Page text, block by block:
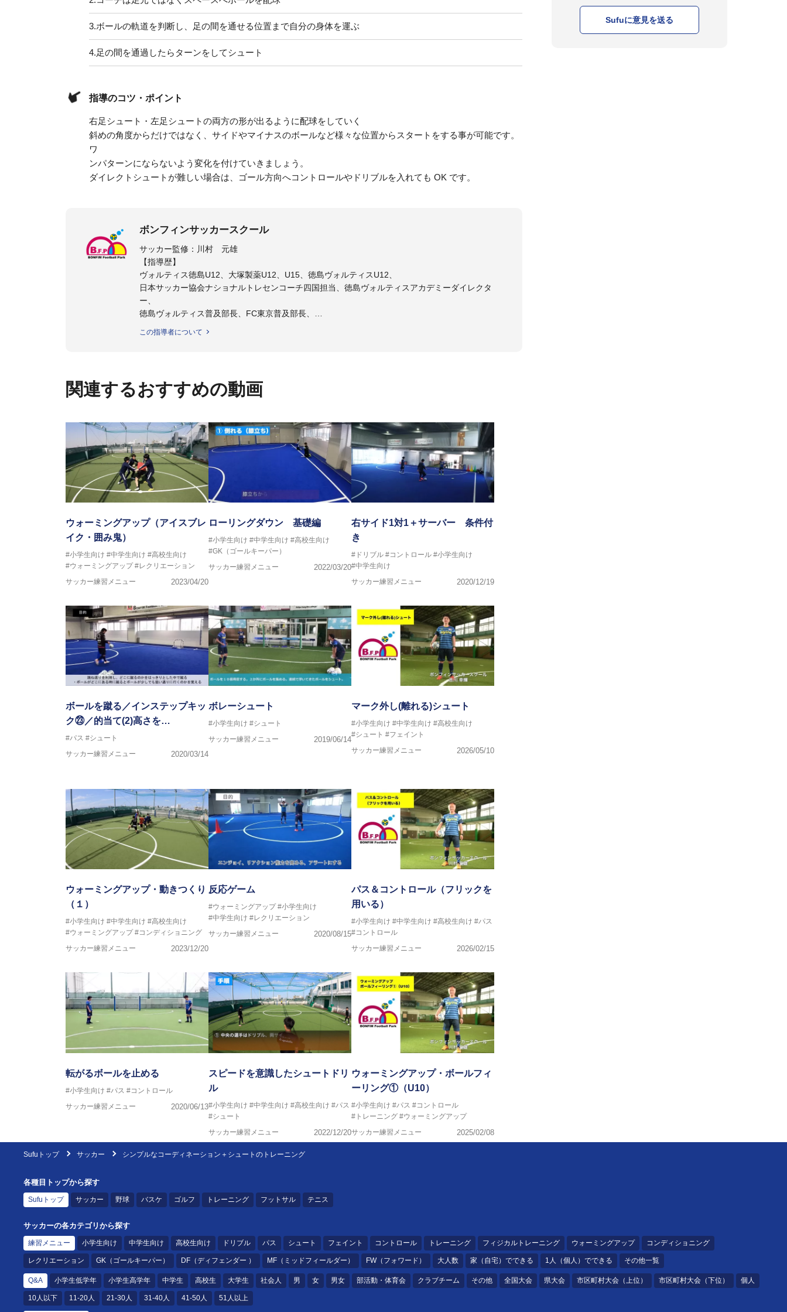
3.ボールの軌道を判断し、足の間を通せる位置まで自分の身体を運ぶ
4.足の間を通過したらターンをしてシュート
指導のコツ・ポイント
右足シュート・左足シュートの両方の形が出るように配球をしていく
斜めの角度からだけではなく、サイドやマイナスのボールなど様々な位置からスタートをする事が可能です。
ワ
ンパターンにならないよう変化を付けていきましょう。
ダイレクトシュートが難しい場合は、ゴール方向へコントロールやドリブルを入れても OK です。
ボンフィンサッカースクール
サッカー監修：川村 元雄
【指導歴】
ヴォルティス徳島U12、大塚製薬U12、U15、徳島ヴォルティスU12、
日本サッカー協会ナショナルトレセンコーチ四国担当、徳島ヴォルティスアカデミーダイレクタ
ー、
徳島ヴォルティス普及部長、FC東京普及部長、
フットサル監修：小西 鉄平
日本サッカー協会フットサルインストラクター、AFC（アジアサッカー連盟）フットサルインスト
ラクター
【資格】
JFA公認A級コーチジェネラルライセンス・JFA公認フットサルB級コーチライセンス
横山 哲久
ASV ペスカドーラ町田 監督、FC VIGORE 監督
日本サッカー協会公認B級ライセンス・日本サッカー協会公認フットサルB級ライセンス
※全コーチボンフィンサッカースクール所属
この指導者について
関連するおすすめの動画
ウォーミングアップ（アイスブレ
イク・囲み鬼）
#小学生向け #中学生向け #高校生向け
#ウォーミングアップ #レクリエーション
サッカー練習メニュー
2023/04/20
ローリングダウン 基礎編
#小学生向け #中学生向け #高校生向け
#GK（ゴールキーパー）
サッカー練習メニュー
2022/03/20
右サイド1対1＋サーバー 条件付
き
#ドリブル #コントロール #小学生向け
#中学生向け
サッカー練習メニュー
2020/12/19
ボールを蹴る／インステップキッ
ク㉓／的当て(2)高さを…
#パス #シュート
サッカー練習メニュー
2020/03/14
ボレーシュート
#小学生向け #シュート
サッカー練習メニュー
2019/06/14
マーク外し(離れる)シュート
#小学生向け #中学生向け #高校生向け
#シュート #フェイント
サッカー練習メニュー
2026/05/10
ウォーミングアップ・動きつくり
（１）
#小学生向け #中学生向け #高校生向け
#ウォーミングアップ #コンディショニング
サッカー練習メニュー
2023/12/20
反応ゲーム
#ウォーミングアップ #小学生向け
#中学生向け #レクリエーション
サッカー練習メニュー
2020/08/15
パス＆コントロール（フリックを
用いる）
#小学生向け #中学生向け #高校生向け #パス
#コントロール
サッカー練習メニュー
2026/02/15
転がるボールを止める
#小学生向け #パス #コントロール
サッカー練習メニュー
2020/06/13
スピードを意識したシュートドリ
ル
#小学生向け #中学生向け #高校生向け #パス
#シュート
サッカー練習メニュー
2022/12/20
ウォーミングアップ・ボールフィ
ーリング①（U10）
#小学生向け #パス #コントロール
#トレーニング #ウォーミングアップ
サッカー練習メニュー
2025/02/08
Sufuに意見を送る
Sufuトップ サッカー シンプルなコーディネーション＋シュートのトレーニング
各種目トップから探す
Sufuトップ サッカー 野球 バスケ ゴルフ トレーニング フットサル テニス
サッカーの各カテゴリから探す
練習メニュー 小学生向け 中学生向け 高校生向け ドリブル パス シュート フェイント コントロール トレーニング フィジカルトレーニング ウォーミングアップ コンディショニング
レクリエーション GK（ゴールキーパー） DF（ディフェンダー ） MF（ミッドフィールダー） FW（フォワード） 大人数 家（自宅）でできる 1人（個人）でできる その他一覧
Q&A 小学生低学年 小学生高学年 中学生 高校生 大学生 社会人 男 女 男女 部活動・体育会 クラブチーム その他 全国大会 県大会 市区町村大会（上位） 市区町村大会（下位） 個人
10人以下 11-20人 21-30人 31-40人 41-50人 51人以上